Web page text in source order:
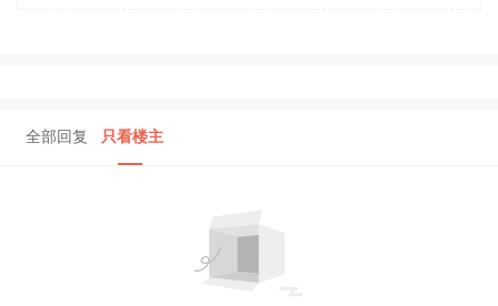
全部回复 只看楼主